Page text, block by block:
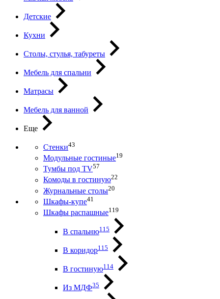
Детские
Кухни
Столы, стулья, табуреты
Мебель для спальни
Матрасы
Мебель для ванной
Еще
Стенки43
Модульные гостиные19
Тумбы под ТV57
Комоды в гостиную22
Журнальные столы20
Шкафы-купе41
Шкафы распашные119
В спальню115
В коридор115
В гостиную114
Из МДФ35